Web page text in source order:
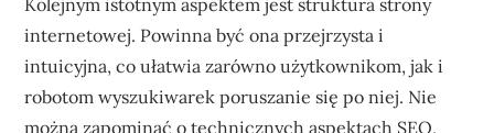
Kolejnym istotnym aspektem jest struktura strony
internetowej. Powinna być ona przejrzysta i
intuicyjna, co ułatwia zarówno użytkownikom, jak i
robotom wyszukiwarek poruszanie się po niej. Nie
można zapominać o technicznych aspektach SEO,